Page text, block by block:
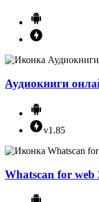
Аудиокниги
v1.85
Whatscan for web